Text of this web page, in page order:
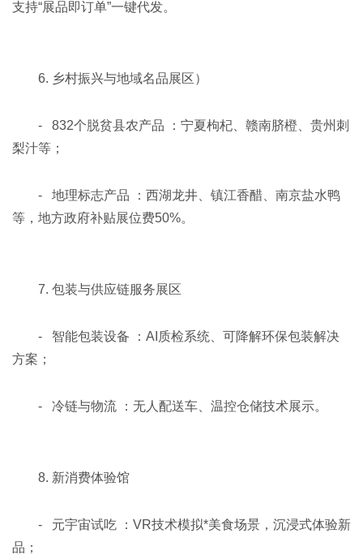
支持“展品即订单”一键代发。
6. 乡村振兴与地域名品展区）
- 832个脱贫县农产品 ：宁夏枸杞、赣南脐橙、贵州刺
梨汁等；
- 地理标志产品 ：西湖龙井、镇江香醋、南京盐水鸭
等，地方政府补贴展位费50%。
7. 包装与供应链服务展区
- 智能包装设备 ：AI质检系统、可降解环保包装解决
方案；
- 冷链与物流 ：无人配送车、温控仓储技术展示。
8. 新消费体验馆
- 元宇宙试吃 ：VR技术模拟*美食场景，沉浸式体验新
品；